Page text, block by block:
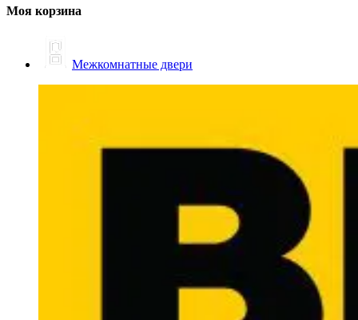
Моя корзина
Межкомнатные двери